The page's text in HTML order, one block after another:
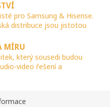
pro Samsung & Hisense.
distribuce jsou jistotou
MÍRU
který sousedi budou
video řešení a